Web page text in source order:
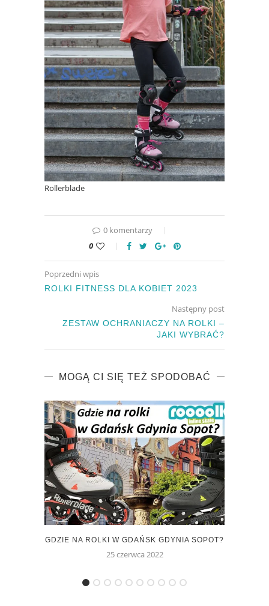
Rollerblade
0 komentarzy
0
Poprzedni wpis
ROLKI FITNESS DLA KOBIET 2023
Następny post
ZESTAW OCHRANIACZY NA ROLKI –
JAKI WYBRAĆ?
MOGĄ CI SIĘ TEŻ SPODOBAĆ
GDZIE NA ROLKI W GDAŃSK GDYNIA SOPOT?
25 czerwca 2022